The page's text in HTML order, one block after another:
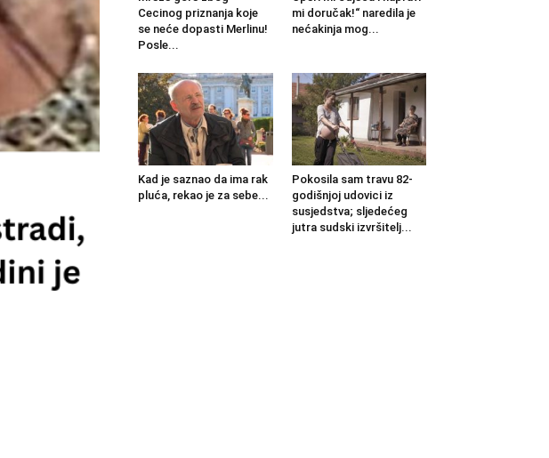
Cecinog priznanja koje
se neće dopasti Merlinu!
Posle...
mi doručak!“ naredila je
nećakinja mog...
Kad je saznao da ima rak
pluća, rekao je za sebe...
Pokosila sam travu 82-
godišnjoj udovici iz
susjedstva; sljedećeg
jutra sudski izvršitelj...